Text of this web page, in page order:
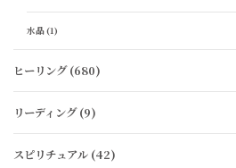
水晶(1)
ヒーリング(680)
リーディング(9)
スピリチュアル (42)